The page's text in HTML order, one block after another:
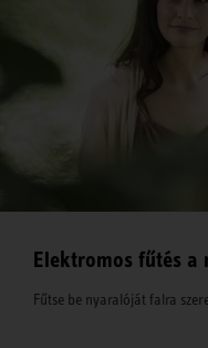
Elektromos fűtés a
Fűtse be nyaralóját falra